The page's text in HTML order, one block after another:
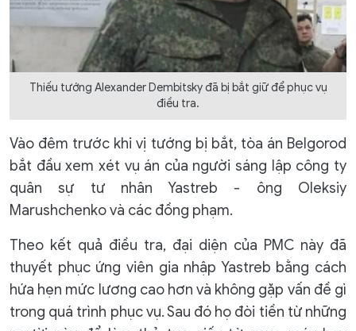
Thiếu tướng Alexander Dembitsky đã bị bắt giữ để phục vụ
điều tra.
Vào đêm trước khi vị tướng bị bắt, tòa án Belgorod
bắt đầu xem xét vụ án của người sáng lập công ty
quân sự tư nhân Yastreb - ông Oleksiy
Marushchenko và các đồng phạm.
Theo kết quả điều tra, đại diện của PMC này đã
thuyết phục ứng viên gia nhập Yastreb bằng cách
hứa hẹn mức lương cao hơn và không gặp vấn đề gì
trong quá trình phục vụ. Sau đó họ đòi tiền từ những